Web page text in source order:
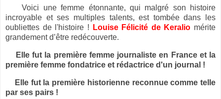
Voici une femme étonnante, qui malgré son histoire
incroyable et ses multiples talents, est tombée dans les
oubliettes de l'histoire !
Louise Félicité de Keralio mérite
grandement d’être redécouverte.
Elle fut la première femme journaliste en France et la
première femme fondatrice et rédactrice d'un journal !
Elle fut la première historienne reconnue comme telle
par ses pairs !